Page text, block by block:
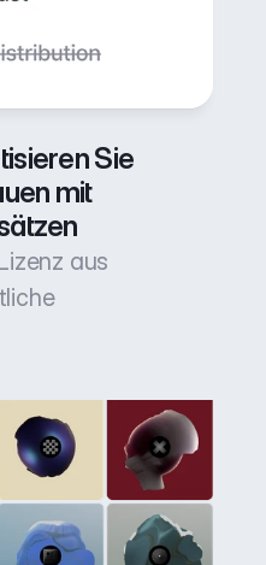
Sie
mit
aus